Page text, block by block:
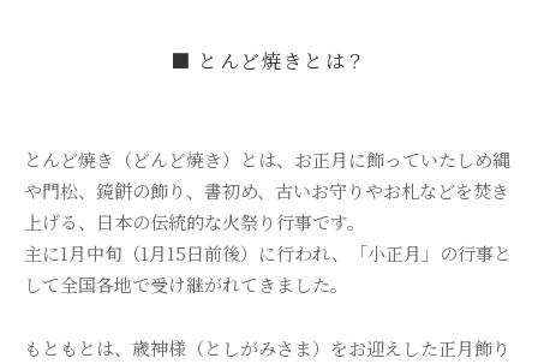
■ とんど焼きとは？
とんど焼き（どんど焼き）とは、お正月に飾っていたしめ縄
や門松、鏡餅の飾り、書初め、古いお守りやお札などを焚き
上げる、日本の伝統的な火祭り行事です。
主に1月中旬（1月15日前後）に行われ、「小正月」の行事と
して全国各地で受け継がれてきました。
もともとは、歳神様（としがみさま）をお迎えした正月飾り